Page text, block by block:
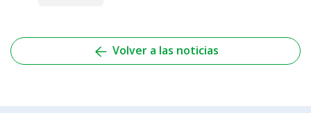
Volver a las noticias